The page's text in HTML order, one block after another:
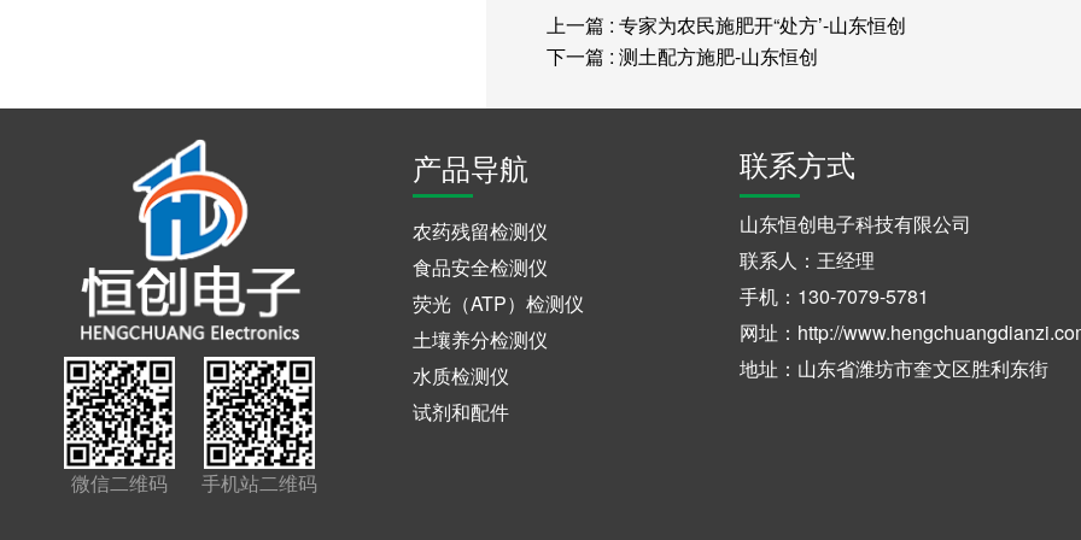
上一篇 : 专家为农民施肥开“处方’-山东恒创
下一篇 : 测土配方施肥-山东恒创
微信二维码 手机站二维码
产品导航
农药残留检测仪
食品安全检测仪
荧光（ATP）检测仪
土壤养分检测仪
水质检测仪
试剂和配件
联系方式
山东恒创电子科技有限公司
联系人：王经理
手机：130-7079-5781
网址：http://
地址：山东省潍坊市奎文区胜利东街